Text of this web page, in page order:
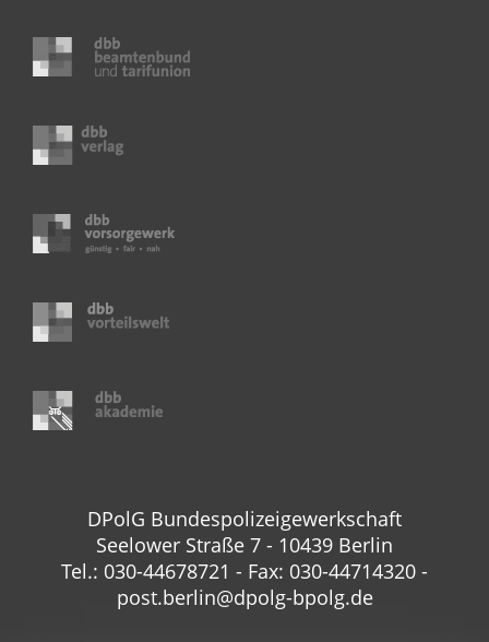
DPolG Bundespolizeigewerkschaft
Seelower Straße 7 - 10439 Berlin
Tel.: 030-44678721 - Fax: 030-44714320 -
post.berlin@dpolg-bpolg.de